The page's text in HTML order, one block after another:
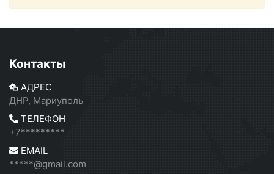
Контакты
АДРЕС
ДНР, Мариуполь
ТЕЛЕФОН
+7*********
EMAIL
*****@gmail.com